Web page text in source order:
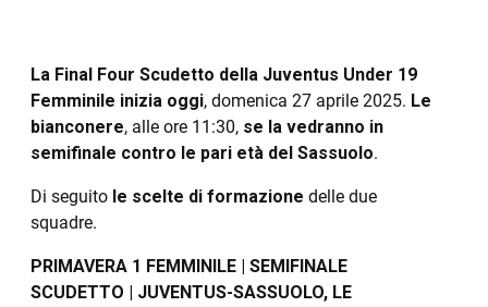
La Final Four Scudetto della Juventus Under 19
Femminile inizia oggi, domenica 27 aprile 2025. Le
bianconere, alle ore 11:30, se la vedranno in
semifinale contro le pari età del Sassuolo.
Di seguito le scelte di formazione delle due
squadre.
PRIMAVERA 1 FEMMINILE | SEMIFINALE
SCUDETTO | JUVENTUS-SASSUOLO, LE